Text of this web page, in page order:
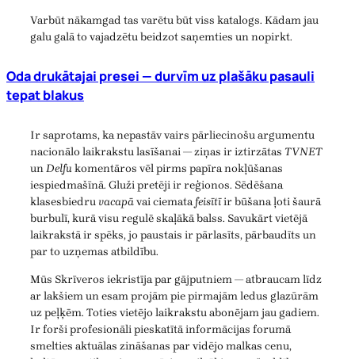
Varbūt nākamgad tas varētu būt viss katalogs. Kādam jau
galu galā to vajadzētu beidzot saņemties un nopirkt.
Oda drukātajai presei — durvīm uz plašāku pasauli
tepat blakus
Ir saprotams, ka nepastāv vairs pārliecinošu argumentu
nacionālo laikrakstu lasīšanai — ziņas ir iztirzātas TVNET
unDelfukomentāros vēl pirms papīra nokļūšanas
iespiedmašīnā. Gluži pretēji ir reģionos. Sēdēšana
klasesbiedruvacapāvai ciematafeisītīir būšana ļoti šaurā
burbulī, kurā visu regulē skaļākā balss. Savukārt vietējā
laikrakstā ir spēks, jo paustais ir pārlasīts, pārbaudīts un
par to uzņemas atbildību.
Mūs Skrīveros iekristīja par gājputniem — atbraucam līdz
ar lakšiem un esam projām pie pirmajām ledus glazūrām
uz peļķēm. Toties vietējo laikrakstu abonējam jau gadiem.
Ir forši profesionāli pieskatītā informācijas forumā
smelties aktuālas zināšanas par vidējo malkas cenu,